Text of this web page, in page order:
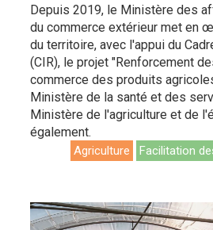
Depuis 2019, le Ministère des
du commerce extérieur met en
du territoire, avec l'appui du
(CIR), le projet "Renforcement
commerce des produits
Ministère de la santé et des
Ministère de l'agriculture et de
également.
Agriculture Facilitation